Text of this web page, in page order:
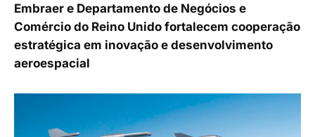
Embraer e Departamento de Negócios e
Comércio do Reino Unido fortalecem cooperação
estratégica em inovação e desenvolvimento
aeroespacial